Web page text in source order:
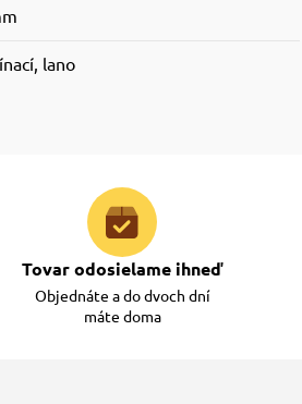
lano
Tovar odosielame ihneď
Objednáte a do dvoch dní
máte doma